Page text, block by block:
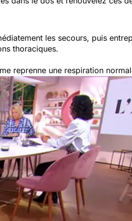
les secours, puis
thoraciques.
reprenne une respiration